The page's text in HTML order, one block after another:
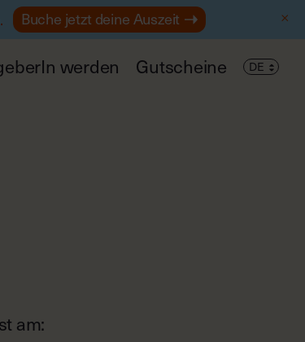
Buche jetzt deine Auszeit
werden Gutscheine
am: